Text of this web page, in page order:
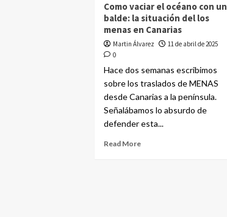
Como vaciar el océano con un
balde: la situación del los
menas en Canarias
Martin Álvarez
11 de abril de 2025
0
Hace dos semanas escribimos
sobre los traslados de MENAS
desde Canarias a la península.
Señalábamos lo absurdo de
defender esta...
Read More